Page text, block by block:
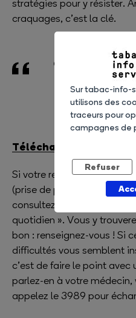
stratégies pour y résister.
craquages, c’est la clé.
On apprend à
erreurs à
Téléchargez le suivi
Si votre rechute est liée
(prise de poids, sommeil
consultez la page «
quotidien ». Vous y
bon : renseignez-vous ! Si
difficultés vous semblent
c’est de faire le point avec
parlez-en à votre
appelez le 3989 pour
Sur tabac-info-
utilisons des
traceurs pour
campagnes de
Refuser